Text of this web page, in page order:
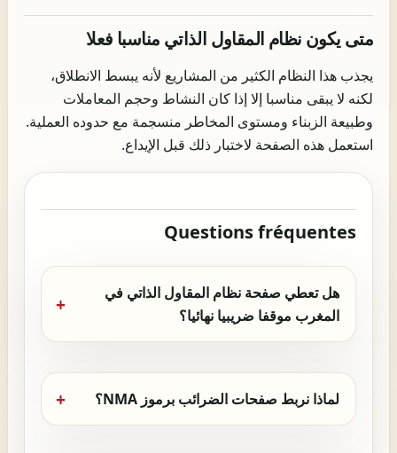
متى يكون نظام المقاول الذاتي مناسبا فعلا
يجذب هذا النظام الكثير من المشاريع لأنه يبسط الانطلاق،
لكنه لا يبقى مناسبا إلا إذا كان النشاط وحجم المعاملات
وطبيعة الزبناء ومستوى المخاطر منسجمة مع حدوده العملية.
استعمل هذه الصفحة لاختبار ذلك قبل الإيداع.
Questions fréquentes
هل تعطي صفحة نظام المقاول الذاتي في
المغرب موقفا ضريبيا نهائيا؟
لماذا نربط صفحات الضرائب برموز NMA؟